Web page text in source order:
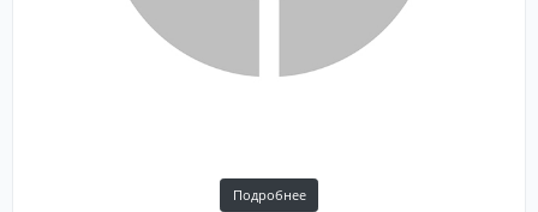
Подробнее